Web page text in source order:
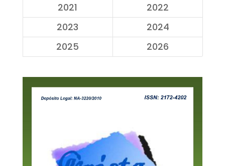
2021
2022
2023
2024
2025
2026